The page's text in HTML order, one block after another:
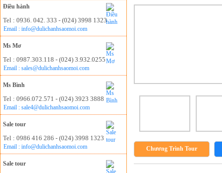
Điều hành
Tel : 0936. 042. 333 - (024) 3998 1323
Email : info@dulichanhsaomoi.com
Ms Mơ
Tel : 0987.303.118 - (024) 3.932.0255
Email : sales@dulichanhsaomoi.com
Ms Bình
Tel : 0966.072.571 - (024) 3923 3888
Email : sale4@dulichanhsaomoi.com
Sale tour
Tel : 0986 416 286 - (024) 3998 1323
Email : info@dulichanhsaomoi.com
Sale tour
Chương Trình Tour